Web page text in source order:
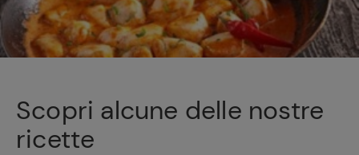
Scopri alcune delle nostre
ricette